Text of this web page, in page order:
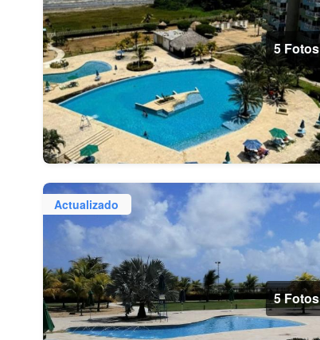
5 Fotos
Actualizado
5 Fotos